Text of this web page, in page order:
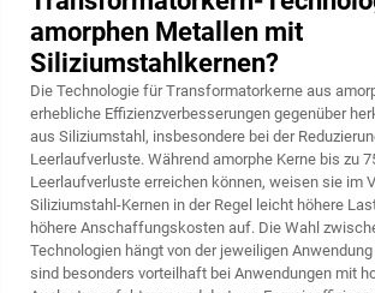
amorphen Metallen mit
Siliziumstahlkernen?
Die Technologie für Transformatorkerne aus
erhebliche Effizienzverbesserungen gegenüber
aus Siliziumstahl, insbesondere bei der
Leerlaufverluste. Während amorphe Kerne bis zu
Leerlaufverluste erreichen können, weisen sie im
Siliziumstahl-Kernen in der Regel leicht höhere
höhere Anschaffungskosten auf. Die Wahl
Technologien hängt von der jeweiligen
sind besonders vorteilhaft bei Anwendungen mit